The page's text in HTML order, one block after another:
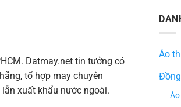
Datmay.net tin tưởng có
tổ hợp may chuyên
xuất khẩu nước ngoài.
Áo